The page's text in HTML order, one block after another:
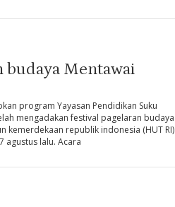
Mentawai
program Yayasan Pendidikan Suku
mengadakan festival pagelaran budaya
kemerdekaan republik indonesia (HUT RI)
agustus lalu. Acara